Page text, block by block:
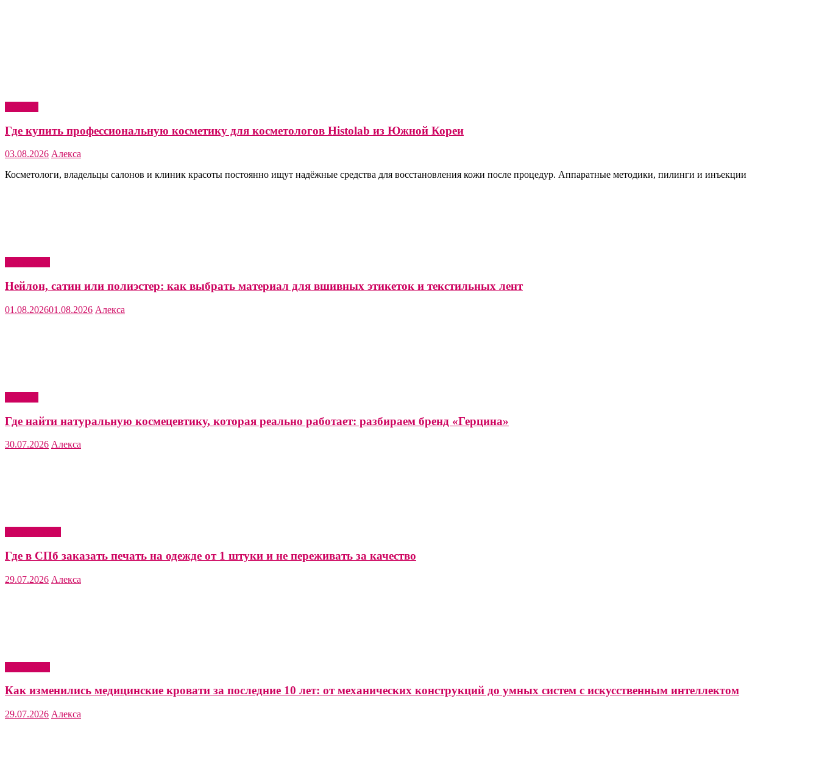
Где купить профессиональную косметику для косметологов Histolab из Южной Кореи
03.08.2026 Алекса
Косметологи, владельцы салонов и клиник красоты постоянно ищут надёжные средства для восстановления кожи после процедур. Аппаратные методики, пилинги и инъекции
Нейлон, сатин или полиэстер: как выбрать материал для вшивных этикеток и текстильных лент
01.08.202601.08.2026 Алекса
Где найти натуральную космецевтику, которая реально работает: разбираем бренд «Герцина»
30.07.2026 Алекса
Где в СПб заказать печать на одежде от 1 штуки и не переживать за качество
29.07.2026 Алекса
Как изменились медицинские кровати за последние 10 лет: от механических конструкций до умных систем с искусственным интеллектом
29.07.2026 Алекса